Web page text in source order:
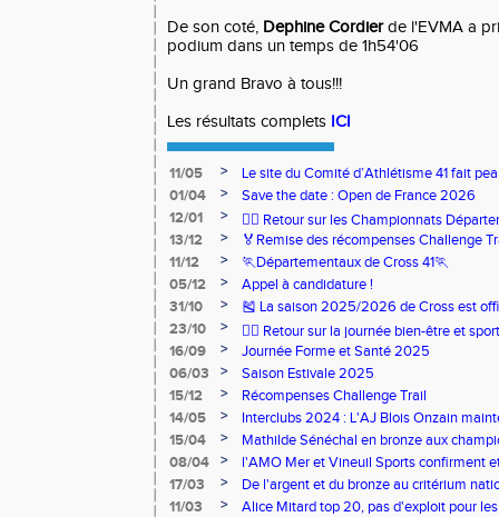
De son coté, Dephine Cordierde l'EVMA a
podium dans un temps de 1h54'06
Un grand Bravo à tous!!!
Les résultats complets ICI
11/05 >
Le site du Comité d’Athlétisme 41 fait
01/04
>
Save the date : Open de France 2026
12/01
>
🏃‍♂️ Retour sur les Championnats
13/12
>
🏅Remise des récompenses Challenge
11/12
>
🏃Départementaux de Cross 41🏃
05/12
>
Appel à candidature !
31/10
>
🎽 La saison 2025/2026 de Cross est
23/10
>
🧘‍♀️ Retour sur la journée bien-être et
16/09
>
Journée Forme et Santé 2025
06/03
>
Saison Estivale 2025
15/12
>
Récompenses Challenge Trail
14/05
>
Interclubs 2024 : L'AJ Blois Onzain
Romorantin en N2B
15/04 >
Mathilde Sénéchal en bronze aux
08/04
>
l'AMO Mer et Vineuil Sports confirment
benjamins
17/03 >
De l'argent et du bronze au critérium
11/03
>
Alice Mitard top 20, pas d'exploit pour